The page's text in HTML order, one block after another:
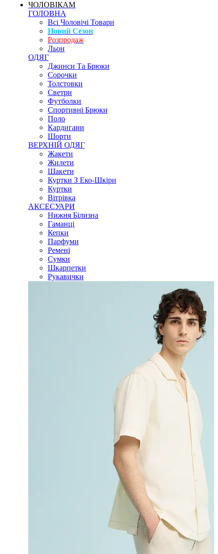
ЧОЛОВІКАМ
ГОЛОВНА
Всі Чоловічі Товари
Новий Сезон
Розпродаж
Льон
ОДЯГ
Джинси Та Брюки
Сорочки
Толстовки
Светри
Футболки
Спортивні Брюки
Поло
Кардигани
Шорти
ВЕРХНІЙ ОДЯГ
Жакети
Жилети
Шакети
Куртки З Еко-Шкіри
Куртки
Вітрівка
АКСЕСУАРИ
Нижня Білизна
Гаманці
Кепки
Парфуми
Ремені
Сумки
Шкарпетки
Рукавички